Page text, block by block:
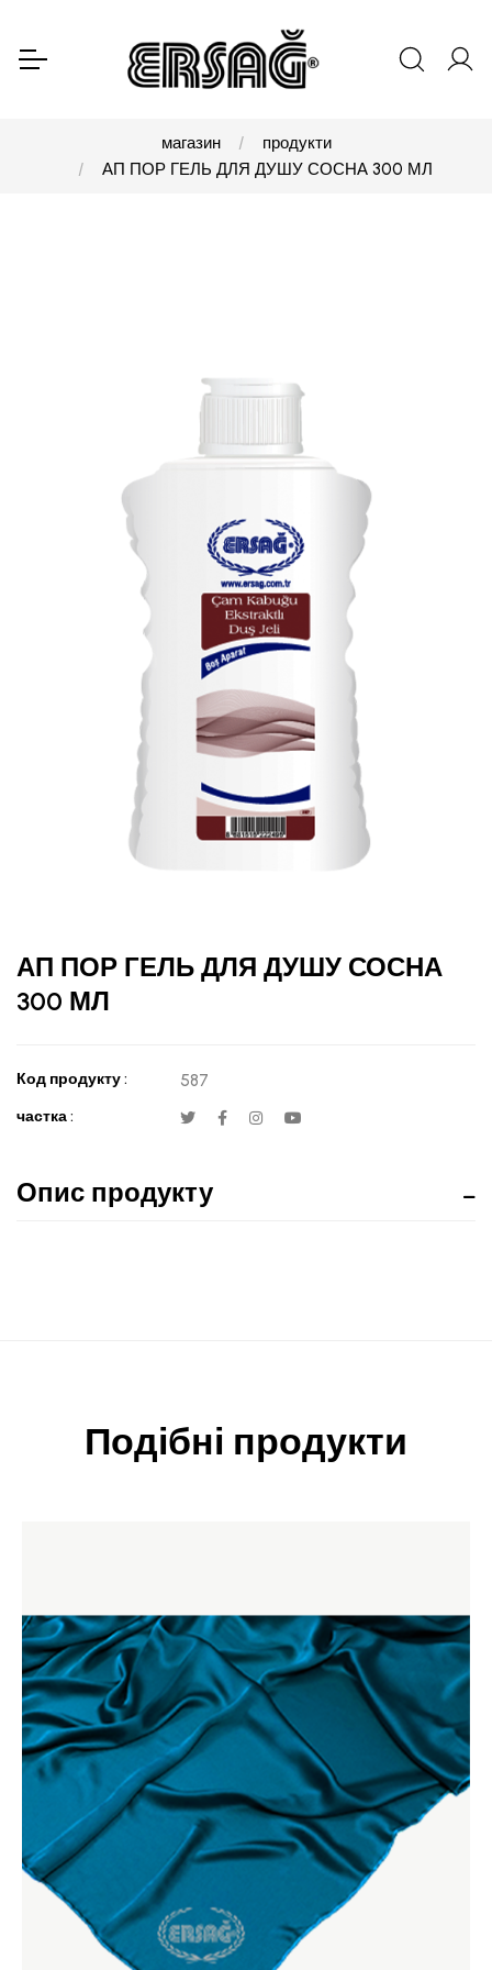
магазин
продукти
АП ПОР ГЕЛЬ ДЛЯ ДУШУ СОСНА 300 МЛ
АП ПОР ГЕЛЬ ДЛЯ ДУШУ СОСНА
300 МЛ
Код продукту : 587
частка :
Опис продукту
Подібні продукти